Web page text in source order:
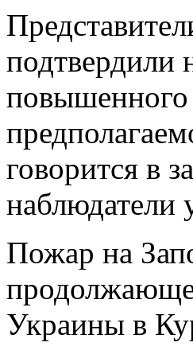
повышенного
говорится в
наблюдатели
Пожар на
Украины в